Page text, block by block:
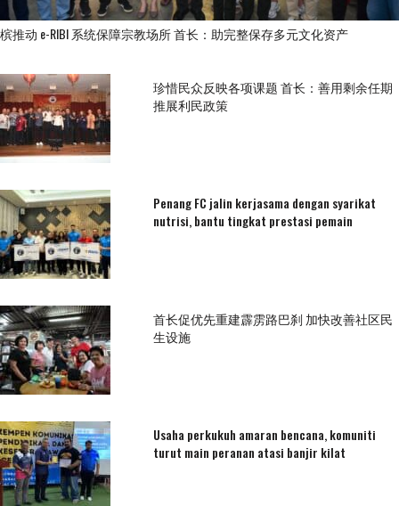
槟推动 e-RIBI 系统保障宗教场所 首长：助完整保存多元文化资产
珍惜民众反映各项课题 首长：善用剩余任期
推展利民政策
Penang FC jalin kerjasama dengan syarikat
nutrisi, bantu tingkat prestasi pemain
首长促优先重建霹雳路巴刹 加快改善社区民
生设施
Usaha perkukuh amaran bencana, komuniti
turut main peranan atasi banjir kilat